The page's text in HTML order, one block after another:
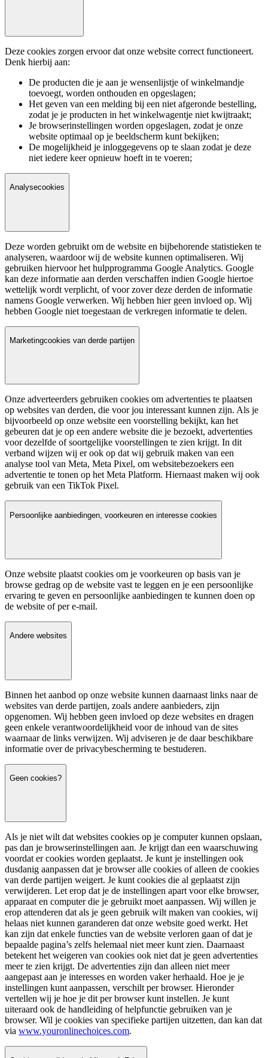
Deze cookies zorgen ervoor dat onze website correct functioneert.
Denk hierbij aan:
De producten die je aan je wensenlijstje of winkelmandje
toevoegt, worden onthouden en opgeslagen;
Het geven van een melding bij een niet afgeronde bestelling,
zodat je je producten in het winkelwagentje niet kwijtraakt;
Je browserinstellingen worden opgeslagen, zodat je onze
website optimaal op je beeldscherm kunt bekijken;
De mogelijkheid je inloggegevens op te slaan zodat je deze
niet iedere keer opnieuw hoeft in te voeren;
Analysecookies
Deze worden gebruikt om de website en bijbehorende statistieken te
analyseren, waardoor wij de website kunnen optimaliseren. Wij
gebruiken hiervoor het hulpprogramma Google Analytics. Google
kan deze informatie aan derden verschaffen indien Google hiertoe
wettelijk wordt verplicht, of voor zover deze derden de informatie
namens Google verwerken. Wij hebben hier geen invloed op. Wij
hebben Google niet toegestaan de verkregen informatie te delen.
Marketingcookies van derde partijen
Onze adverteerders gebruiken cookies om advertenties te plaatsen
op websites van derden, die voor jou interessant kunnen zijn. Als je
bijvoorbeeld op onze website een voorstelling bekijkt, kan het
gebeuren dat je op een andere website die je bezoekt, advertenties
voor dezelfde of soortgelijke voorstellingen te zien krijgt. In dit
verband wijzen wij er ook op dat wij gebruik maken van een
analyse tool van Meta, Meta Pixel, om websitebezoekers een
advertentie te tonen op het Meta Platform. Hiernaast maken wij ook
gebruik van een TikTok Pixel.
Persoonlijke aanbiedingen, voorkeuren en interesse cookies
Onze website plaatst cookies om je voorkeuren op basis van je
browse gedrag op de website vast te leggen en je een persoonlijke
ervaring te geven en persoonlijke aanbiedingen te kunnen doen op
de website of per e-mail.
Andere websites
Binnen het aanbod op onze website kunnen daarnaast links naar de
websites van derde partijen, zoals andere aanbieders, zijn
opgenomen. Wij hebben geen invloed op deze websites en dragen
geen enkele verantwoordelijkheid voor de inhoud van de sites
waarnaar de links verwijzen. Wij adviseren je de daar beschikbare
informatie over de privacybescherming te bestuderen.
Geen cookies?
Als je niet wilt dat websites cookies op je computer kunnen opslaan,
pas dan je browserinstellingen aan. Je krijgt dan een waarschuwing
voordat er cookies worden geplaatst. Je kunt je instellingen ook
dusdanig aanpassen dat je browser alle cookies of alleen de cookies
van derde partijen weigert. Je kunt cookies die al geplaatst zijn
verwijderen. Let erop dat je de instellingen apart voor elke browser,
apparaat en computer die je gebruikt moet aanpassen. Wij willen je
erop attenderen dat als je geen gebruik wilt maken van cookies, wij
helaas niet kunnen garanderen dat onze website goed werkt. Het
kan zijn dat enkele functies van de website verloren gaan of dat je
bepaalde pagina’s zelfs helemaal niet meer kunt zien. Daarnaast
betekent het weigeren van cookies ook niet dat je geen advertenties
meer te zien krijgt. De advertenties zijn dan alleen niet meer
aangepast aan je interesses en worden vaker herhaald. Hoe je je
instellingen kunt aanpassen, verschilt per browser. Hieronder
vertellen wij je hoe je dit per browser kunt instellen. Je kunt
uiteraard ook de handleiding of helpfunctie gebruiken van je
browser. Wil je cookies van specifieke partijen uitzetten, dan kan dat
via www.youronlinechoices.com.